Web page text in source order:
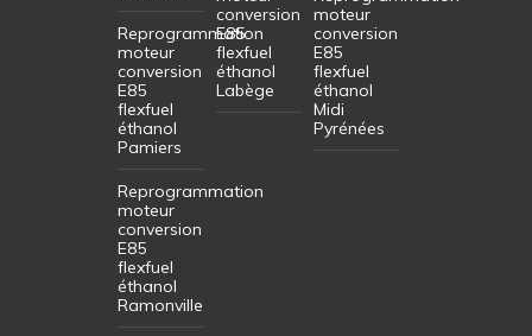
Reprogrammation
moteur
conversion
E85
flexfuel
éthanol
Pamiers
Reprogrammation
moteur
conversion
E85
flexfuel
éthanol
Ramonville
conversion
E85
flexfuel
éthanol
Labège
moteur
conversion
E85
flexfuel
éthanol
Midi
Pyrénées